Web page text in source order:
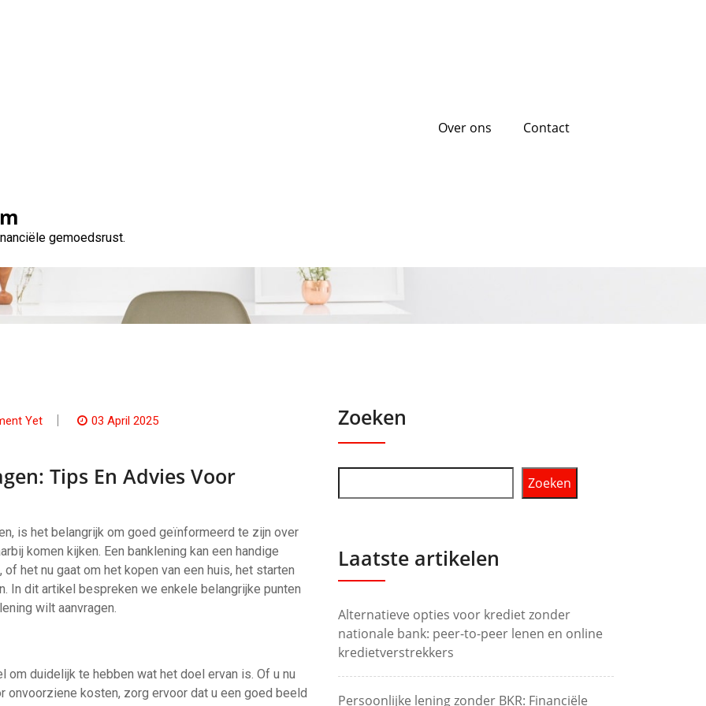
gemoedsrust.
Over ons Contact
Financiering
Yet 03 April 2025
Tips En Advies Voor
is het belangrijk om goed geïnformeerd te zijn over
komen kijken. Een banklening kan een handige
het nu gaat om het kopen van een huis, het starten
In dit artikel bespreken we enkele belangrijke punten
wilt aanvragen.
duidelijk te hebben wat het doel ervan is. Of u nu
kosten, zorg ervoor dat u een goed beeld
Zoeken
Zoeken
Laatste artikelen
Alternatieve opties voor krediet zonder
nationale bank: peer-to-peer lenen en online
kredietverstrekkers
Persoonlijke lening zonder BKR: Financiële